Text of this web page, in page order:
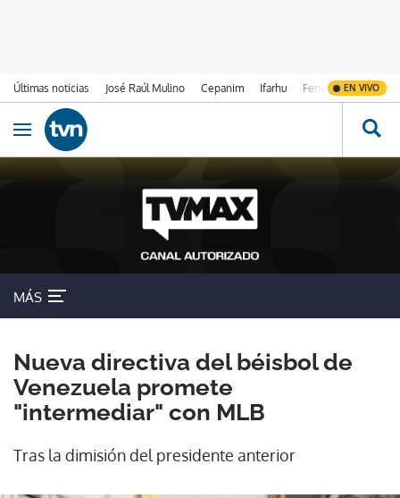
Últimas noticias José Raúl Mulino Cepanim Ifarhu Fenómeno de El
EN VIVO
Ir al contenido
Obrir navegació
MÁS
Nueva directiva del béisbol de
Venezuela promete
"intermediar" con MLB
Tras la dimisión del presidente anterior